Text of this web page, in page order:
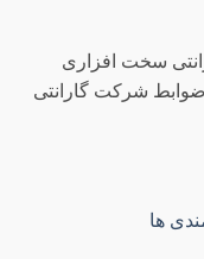
استوک 15 روز گارانتی سخت افزاری
شرکت گارانتی
ها